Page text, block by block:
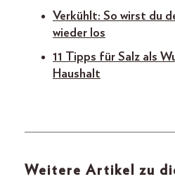
Verkühlt: So wirst du
wieder los
11 Tipps für Salz als
Haushalt
Weitere Artikel zu